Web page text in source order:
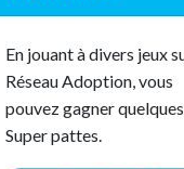
En jouant à divers jeux
Réseau Adoption, vous
pouvez gagner quelques
Super pattes.